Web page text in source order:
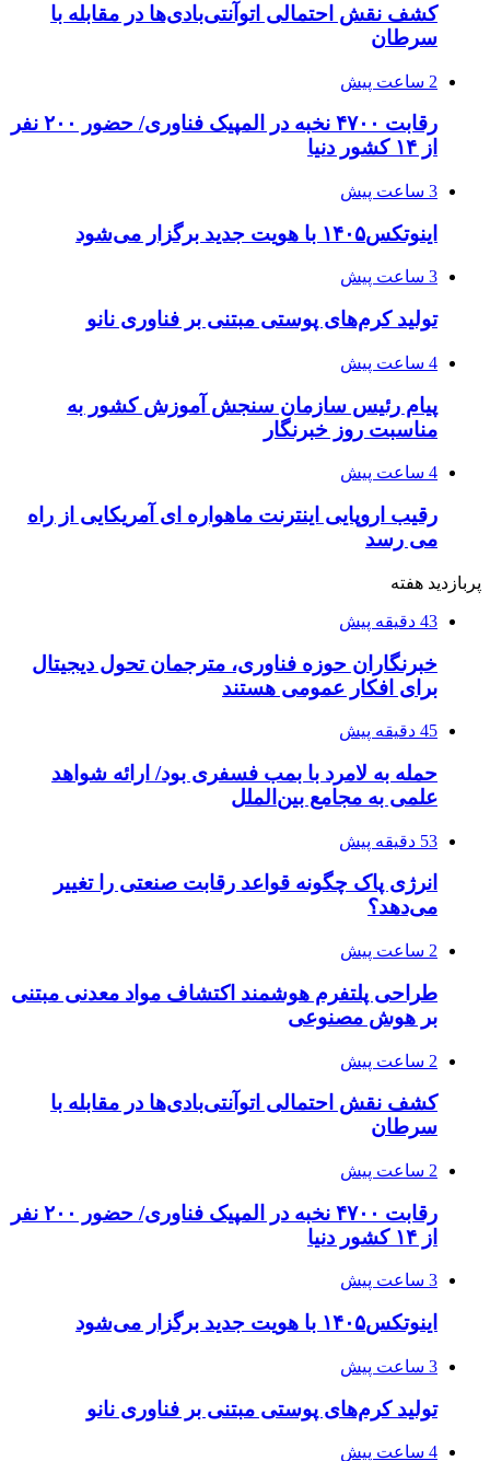
کشف نقش احتمالی اتوآنتی‌بادی‌ها در مقابله با
سرطان
2 ساعت پیش
رقابت ۴۷۰۰ نخبه در المپیک فناوری/ حضور ۲۰۰ نفر
از ۱۴ کشور دنیا
3 ساعت پیش
اینوتکس۱۴۰۵ با هویت جدید برگزار می‌شود
3 ساعت پیش
تولید کرم‌های پوستی مبتنی بر فناوری نانو
4 ساعت پیش
پیام رئیس سازمان سنجش آموزش کشور به
مناسبت روز خبرنگار
4 ساعت پیش
رقیب اروپایی اینترنت ماهواره ای آمریکایی از راه
می رسد
پربازدید هفته
43 دقیقه پیش
خبرنگاران حوزه فناوری، مترجمان تحول دیجیتال
برای افکار عمومی هستند
45 دقیقه پیش
حمله به لامرد با بمب فسفری بود/ ارائه شواهد
علمی به مجامع بین‌الملل
53 دقیقه پیش
انرژی پاک چگونه قواعد رقابت صنعتی را تغییر
می‌دهد؟
2 ساعت پیش
طراحی پلتفرم هوشمند اکتشاف مواد معدنی مبتنی
بر هوش مصنوعی
2 ساعت پیش
کشف نقش احتمالی اتوآنتی‌بادی‌ها در مقابله با
سرطان
2 ساعت پیش
رقابت ۴۷۰۰ نخبه در المپیک فناوری/ حضور ۲۰۰ نفر
از ۱۴ کشور دنیا
3 ساعت پیش
اینوتکس۱۴۰۵ با هویت جدید برگزار می‌شود
3 ساعت پیش
تولید کرم‌های پوستی مبتنی بر فناوری نانو
4 ساعت پیش